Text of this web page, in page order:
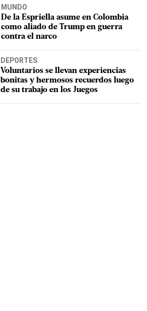
MUNDO
De la Espriella asume en Colombia
como aliado de Trump en guerra
contra el narco
DEPORTES
Voluntarios se llevan experiencias
bonitas y hermosos recuerdos luego
de su trabajo en los Juegos